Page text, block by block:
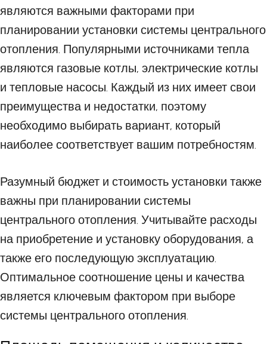
являются важными факторами при
планировании установки системы центрального
отопления. Популярными источниками тепла
являются газовые котлы, электрические котлы
и тепловые насосы. Каждый из них имеет свои
преимущества и недостатки, поэтому
необходимо выбирать вариант, который
наиболее соответствует вашим потребностям.
Разумный бюджет и стоимость установки также
важны при планировании системы
центрального отопления. Учитывайте расходы
на приобретение и установку оборудования, а
также его последующую эксплуатацию.
Оптимальное соотношение цены и качества
является ключевым фактором при выборе
системы центрального отопления.